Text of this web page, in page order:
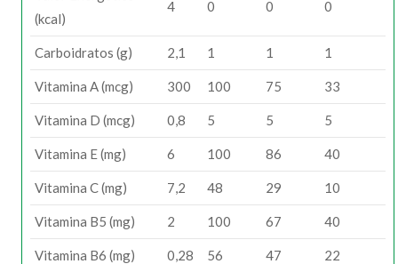
(kcal)
4 0 0 0
Carboidratos (g) 2,1 1 1 1
Vitamina A (mcg) 300 100 75 33
Vitamina D (mcg) 0,8 5 5 5
Vitamina E (mg) 6 100 86 40
Vitamina C (mg) 7,2 48 29 10
Vitamina B5 (mg) 2 100 67 40
Vitamina B6 (mg) 0,28 56 47 22